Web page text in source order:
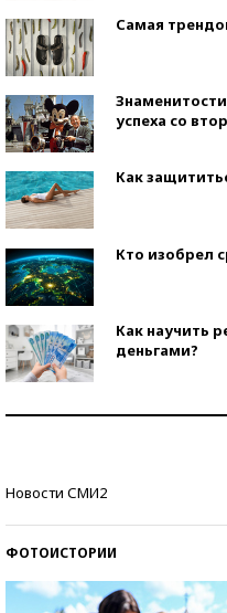
Самая
успеха со
Как
Кто изобрел
Как научить
деньгами?
Новости СМИ2
ФОТОИСТОРИИ